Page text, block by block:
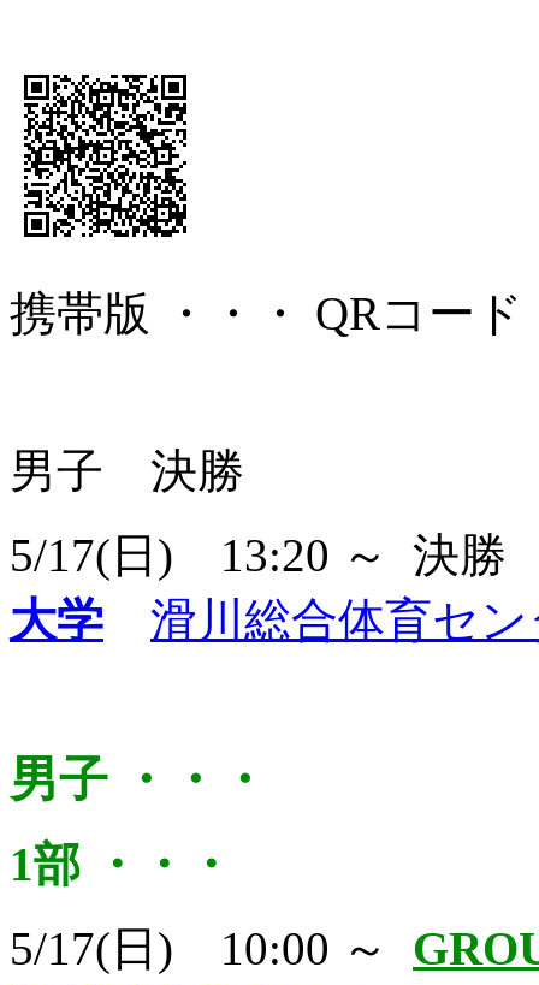
携帯版 ・・・ QRコード
男子 決勝
5/17(日) 13:20 ～ 決
大学
滑川総合体育セ
男子 ・・・
1部 ・・・
5/17(日) 10:00 ～